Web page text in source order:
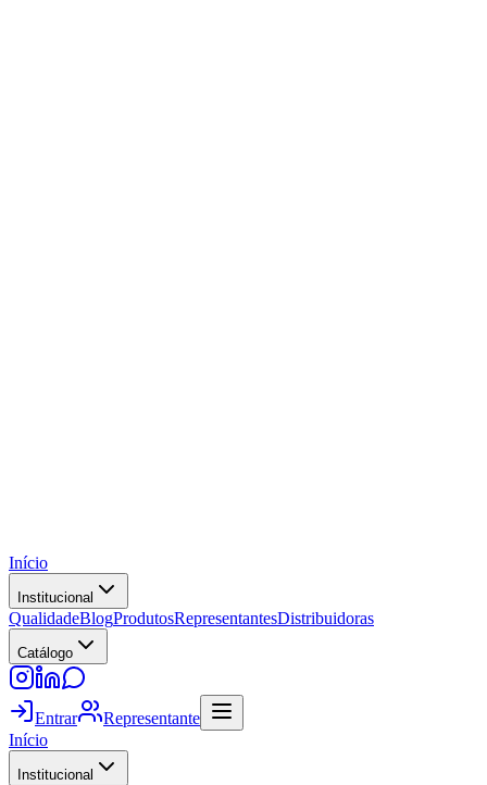
Início
Institucional
QualidadeBlogProdutosRepresentantesDistribuidoras
Catálogo
Entrar
Representante
Início
Institucional